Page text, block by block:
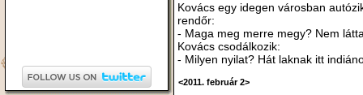
Kovács egy idegen városban
rendőr:
- Maga meg merre megy? Nem
Kovács csodálkozik:
- Milyen nyilat? Hát laknak itt
<2011. február 2>